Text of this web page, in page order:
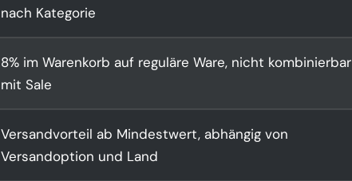
nach Kategorie
8% im Warenkorb auf reguläre Ware, nicht kombinierbar
mit Sale
Versandvorteil ab Mindestwert, abhängig von
Versandoption und Land